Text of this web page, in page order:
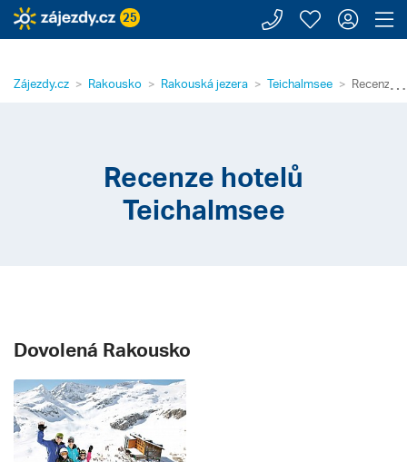
25 Zavolejte
Moje
⋯
Zájezdy.cz Rakousko Rakouská jezera Teichalmsee Recenze
Recenze hotelů
Teichalmsee
Dovolená Rakousko